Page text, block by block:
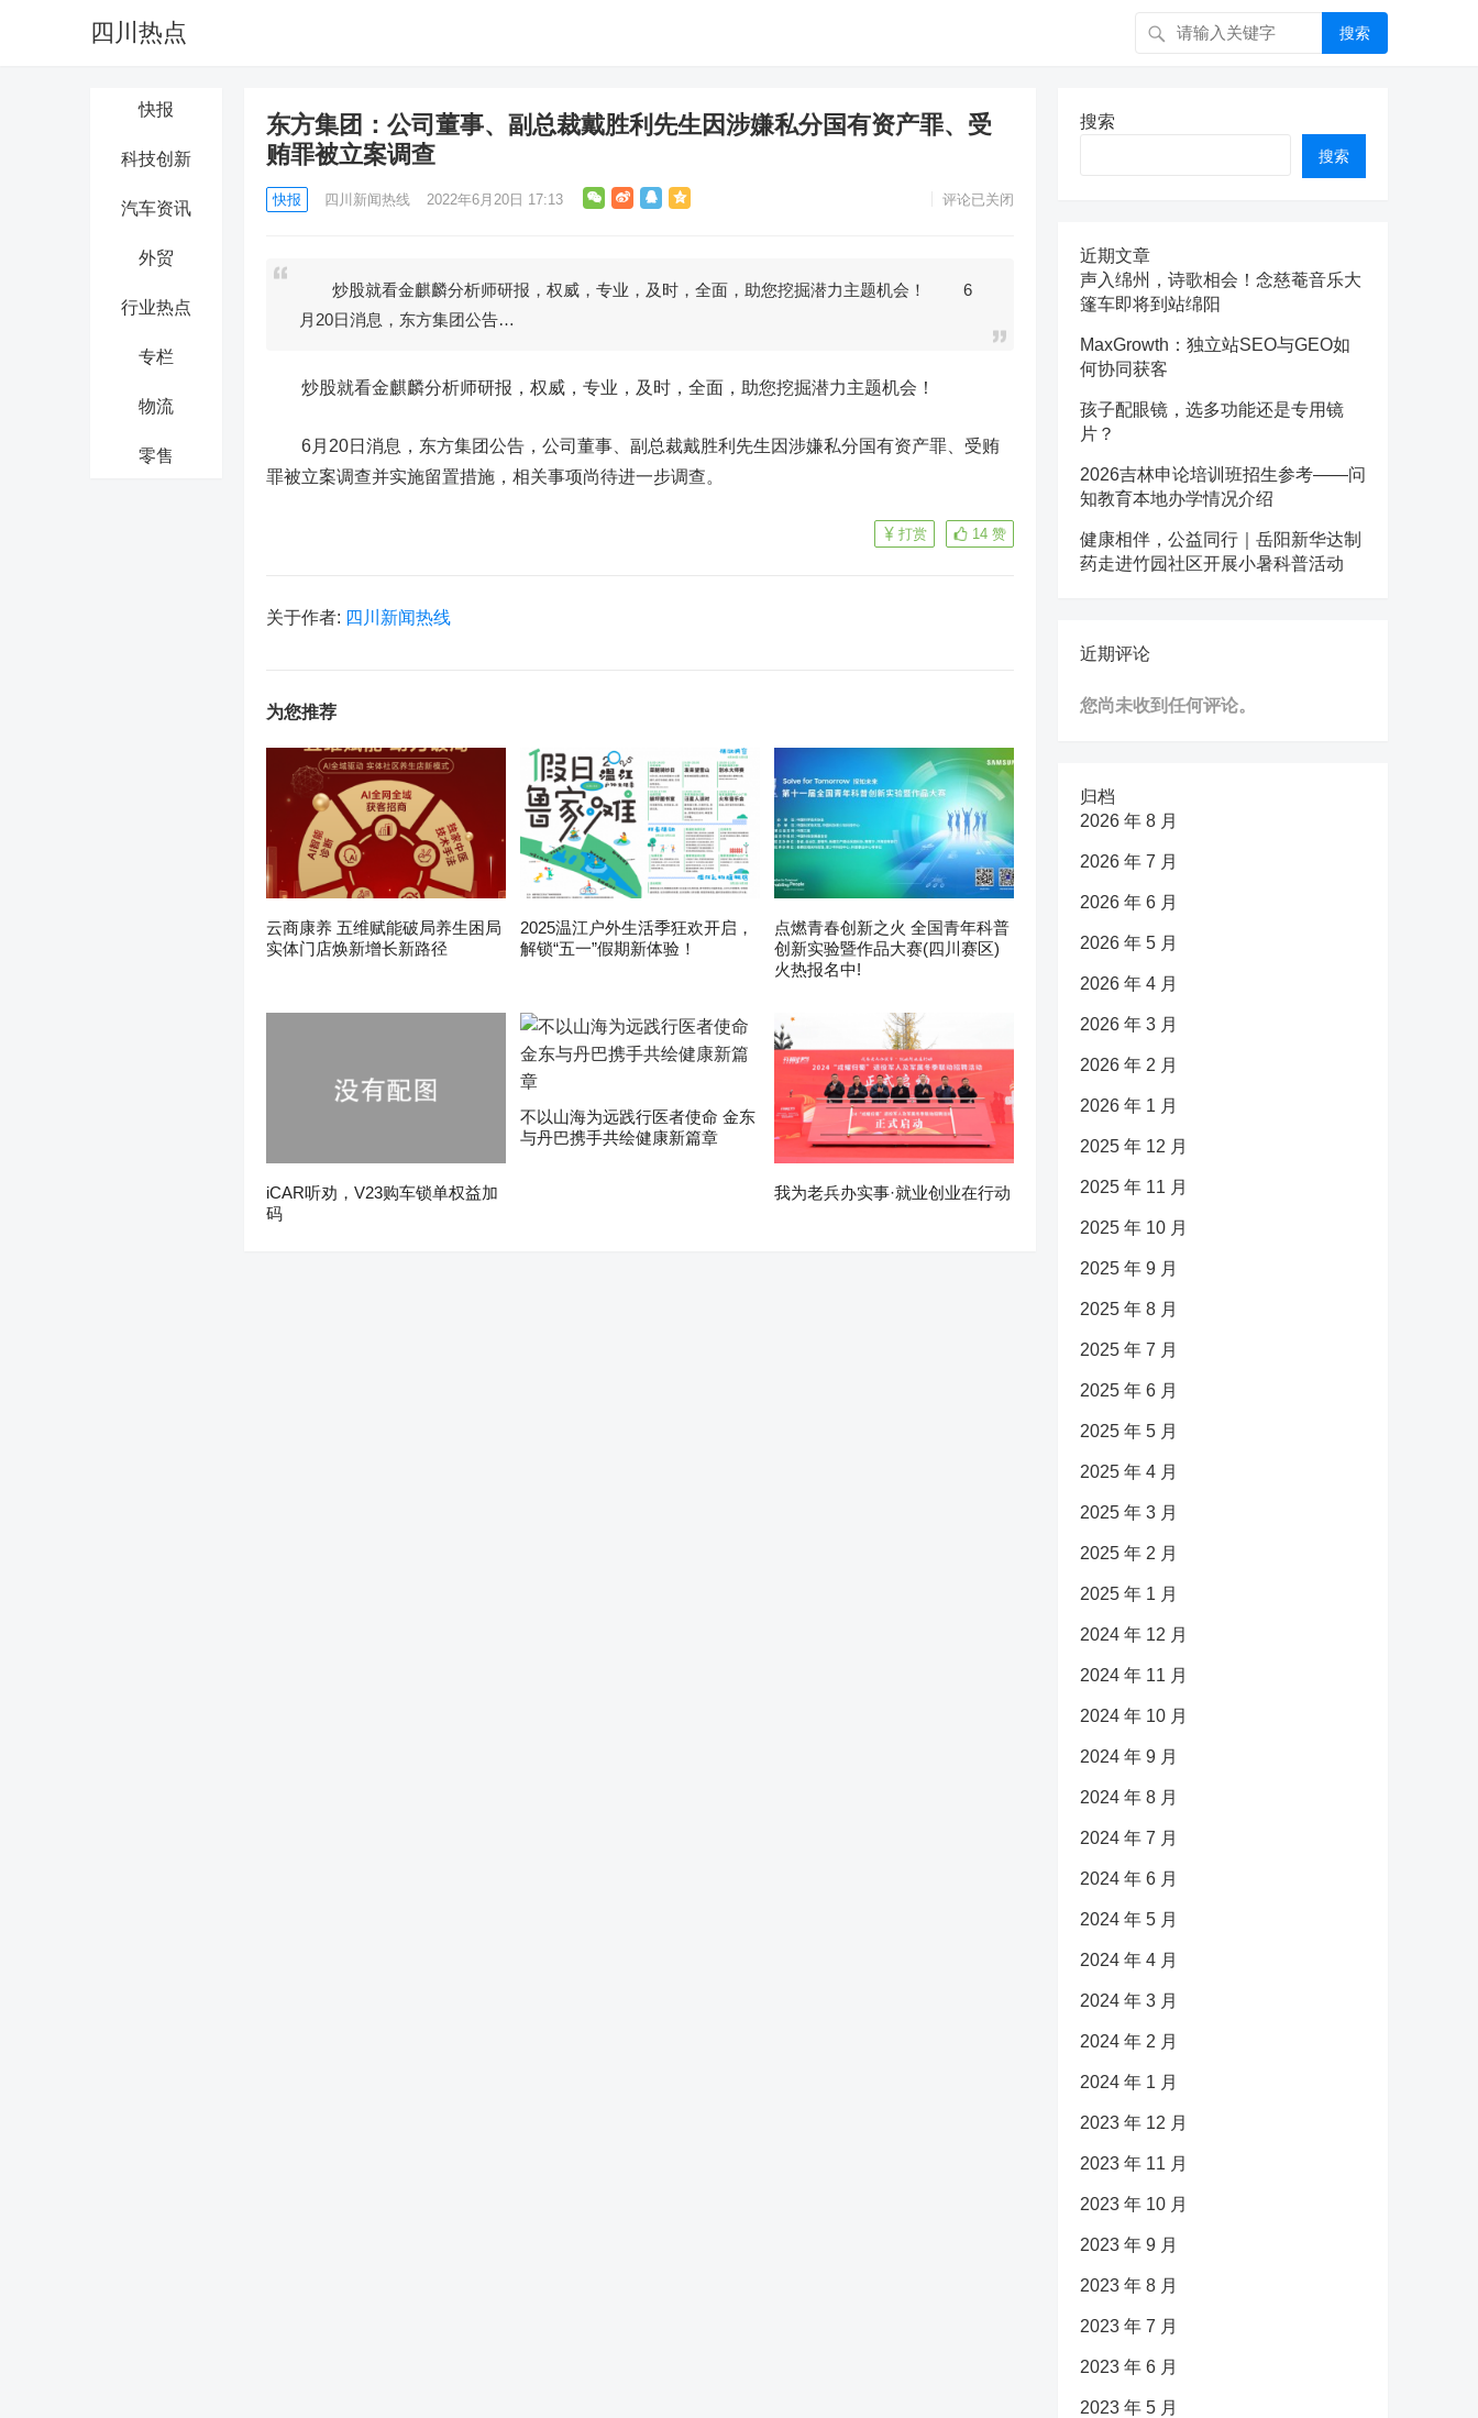
四川热点 搜索
快报
科技创新
汽车资讯
外贸
行业热点
专栏
物流
零售
东方集团：公司董事、副总裁戴胜利先生因涉嫌私分国有资产罪、受
贿罪被立案调查
快报 四川新闻热线 2022年6月20日 17:13 评论已关闭
炒股就看金麒麟分析师研报，权威，专业，及时，全面，助您挖掘潜力主题机会！ 6
月20日消息，东方集团公告…
炒股就看金麒麟分析师研报，权威，专业，及时，全面，助您挖掘潜力主题机会！
6月20日消息， 东方集团公告，公司董事、副总裁戴胜利先生因涉嫌私分国有资产罪、受贿
罪被立案调查并实施留置措施，相关事项尚待进一步调查。
14 赞
打赏
关于作者: 四川新闻热线
为您推荐
云商康养 五维赋能破局养生困局
实体门店焕新增长新路径
2025温江户外生活季狂欢开启，
解锁“五一”假期新体验！
点燃青春创新之火 全国青年科普
创新实验暨作品大赛(四川赛区)
火热报名中!
iCAR听劝，V23购车锁单权益加
码
不以山海为远践行医者使命 金东
与丹巴携手共绘健康新篇章
我为老兵办实事·就业创业在行动
搜索
搜索
近期文章
声入绵州，诗歌相会！念慈菴音乐大
篷车即将到站绵阳
MaxGrowth：独立站SEO与GEO如
何协同获客
孩子配眼镜，选多功能还是专用镜
片？
2026吉林申论培训班招生参考——问
知教育本地办学情况介绍
健康相伴，公益同行｜岳阳新华达制
药走进竹园社区开展小暑科普活动
近期评论
您尚未收到任何评论。
归档
2026 年 8 月
2026 年 7 月
2026 年 6 月
2026 年 5 月
2026 年 4 月
2026 年 3 月
2026 年 2 月
2026 年 1 月
2025 年 12 月
2025 年 11 月
2025 年 10 月
2025 年 9 月
2025 年 8 月
2025 年 7 月
2025 年 6 月
2025 年 5 月
2025 年 4 月
2025 年 3 月
2025 年 2 月
2025 年 1 月
2024 年 12 月
2024 年 11 月
2024 年 10 月
2024 年 9 月
2024 年 8 月
2024 年 7 月
2024 年 6 月
2024 年 5 月
2024 年 4 月
2024 年 3 月
2024 年 2 月
2024 年 1 月
2023 年 12 月
2023 年 11 月
2023 年 10 月
2023 年 9 月
2023 年 8 月
2023 年 7 月
2023 年 6 月
2023 年 5 月